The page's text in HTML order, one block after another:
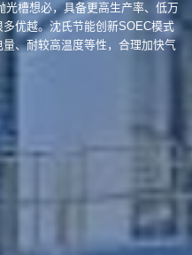
槽想必，具备更高生产率、低万
优越。沈氏节能创新SOEC模式
、耐较高温度等性，合理加快气